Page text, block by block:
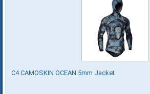
C4 CAMOSKIN OCEAN 5mm Jacket